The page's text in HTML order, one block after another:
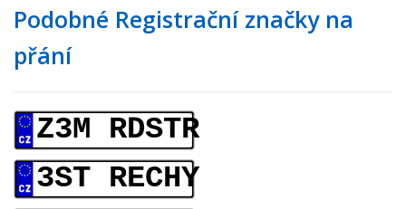
Podobné Registrační značky na
přání
Z3M RDSTR
3ST RECHY